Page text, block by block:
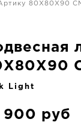
80X80X90
Light
900 руб